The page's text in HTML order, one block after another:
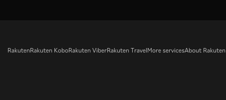
RakutenRakuten KoboRakuten ViberRakuten TravelMore servicesAbout Rakuten